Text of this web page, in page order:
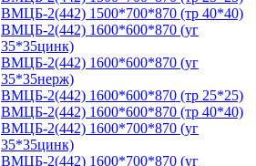
ВМЦБ-2(442) 1500*700*870 (тр 40*40)
ВМЦБ-2(442) 1600*600*870 (уг
35*35цинк)
ВМЦБ-2(442) 1600*600*870 (уг
35*35нерж)
ВМЦБ-2(442) 1600*600*870 (тр 25*25)
ВМЦБ-2(442) 1600*600*870 (тр 40*40)
ВМЦБ-2(442) 1600*700*870 (уг
35*35цинк)
ВМЦБ-2(442) 1600*700*870 (уг